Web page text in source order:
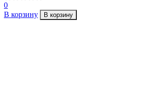
0
В корзину
В корзину